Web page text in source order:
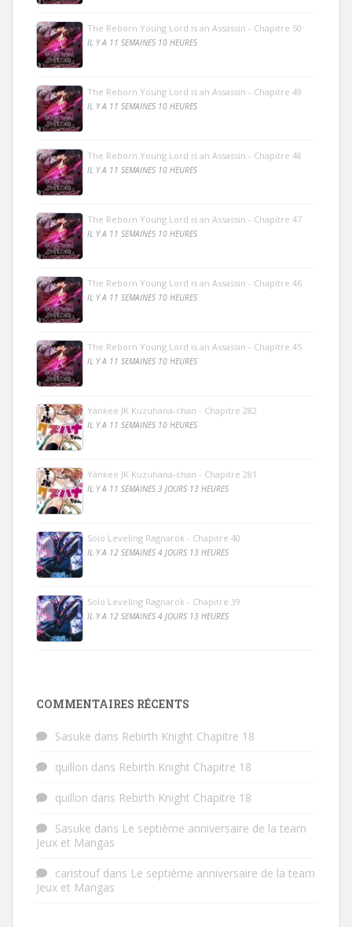
The Reborn Young Lord is an Assassin - Chapitre 50
IL Y A 11 SEMAINES 10 HEURES
The Reborn Young Lord is an Assassin - Chapitre 49
IL Y A 11 SEMAINES 10 HEURES
The Reborn Young Lord is an Assassin - Chapitre 48
IL Y A 11 SEMAINES 10 HEURES
The Reborn Young Lord is an Assassin - Chapitre 47
IL Y A 11 SEMAINES 10 HEURES
The Reborn Young Lord is an Assassin - Chapitre 46
IL Y A 11 SEMAINES 10 HEURES
The Reborn Young Lord is an Assassin - Chapitre 45
IL Y A 11 SEMAINES 10 HEURES
Yankee JK Kuzuhana-chan - Chapitre 282
IL Y A 11 SEMAINES 10 HEURES
Yankee JK Kuzuhana-chan - Chapitre 281
IL Y A 11 SEMAINES 3 JOURS 13 HEURES
Solo Leveling Ragnarok - Chapitre 40
IL Y A 12 SEMAINES 4 JOURS 13 HEURES
Solo Leveling Ragnarok - Chapitre 39
IL Y A 12 SEMAINES 4 JOURS 13 HEURES
COMMENTAIRES RÉCENTS
Sasuke dans Rebirth Knight Chapitre 18
quillon dans Rebirth Knight Chapitre 18
quillon dans Rebirth Knight Chapitre 18
Sasuke dans Le septième anniversaire de la team
Jeux et Mangas
caristoufdans Le septième anniversaire de la team
Jeux et Mangas